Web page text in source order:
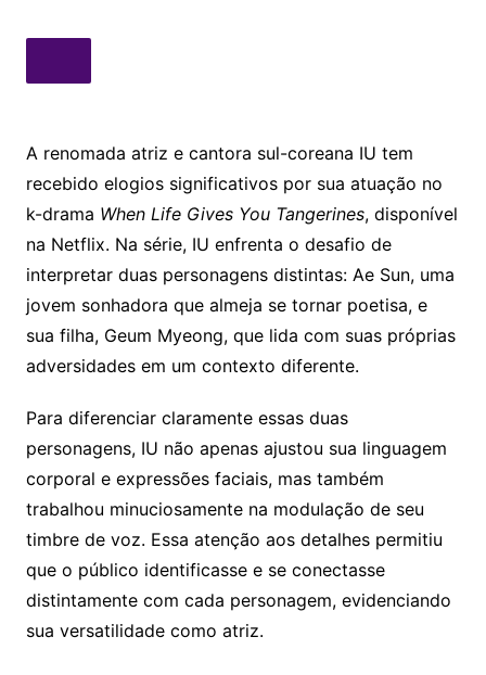
A renomada atriz e cantora sul-coreana IU tem
recebido elogios significativos por sua atuação no
k-drama When Life Gives You Tangerines, disponível
na Netflix. Na série, IU enfrenta o desafio de
interpretar duas personagens distintas: Ae Sun, uma
jovem sonhadora que almeja se tornar poetisa, e
sua filha, Geum Myeong, que lida com suas próprias
adversidades em um contexto diferente.
Para diferenciar claramente essas duas
personagens, IU não apenas ajustou sua linguagem
corporal e expressões faciais, mas também
trabalhou minuciosamente na modulação de seu
timbre de voz. Essa atenção aos detalhes permitiu
que o público identificasse e se conectasse
distintamente com cada personagem, evidenciando
sua versatilidade como atriz.